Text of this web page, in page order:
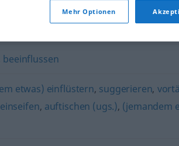
beeinflussen
etwas) einflüstern, suggerieren,
, auftischen (ugs.), (jemandem
Mehr Optionen